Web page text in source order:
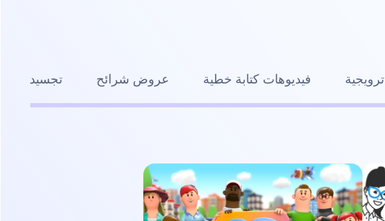
فيديوهات كتابة خطية عروض شرائح تجسيد